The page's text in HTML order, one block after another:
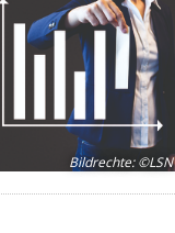
Bildrechte:©LSN